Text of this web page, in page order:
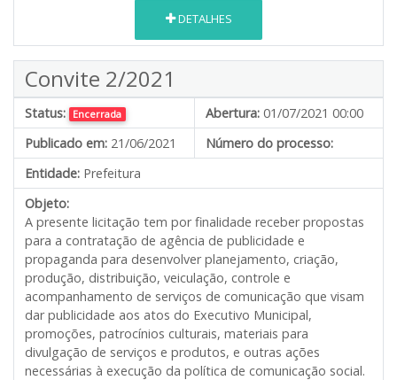
DETALHES
Convite 2/2021
Status: Encerrada Abertura: 01/07/2021 00:00
Publicado em: 21/06/2021
Número do processo:
Entidade: Prefeitura
Objeto:
A presente licitação tem por finalidade receber propostas
para a contratação de agência de publicidade e
propaganda para desenvolver planejamento, criação,
produção, distribuição, veiculação, controle e
acompanhamento de serviços de comunicação que visam
dar publicidade aos atos do Executivo Municipal,
promoções, patrocínios culturais, materiais para
divulgação de serviços e produtos, e outras ações
necessárias à execução da política de comunicação social.